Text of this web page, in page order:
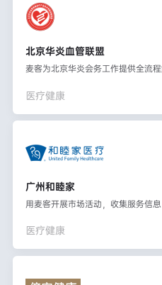
北京华炎血管联盟
麦客为北京华炎会务工作提供全流
医疗健康
广州和睦家
用麦客开展市场活动，收集服务信
医疗健康